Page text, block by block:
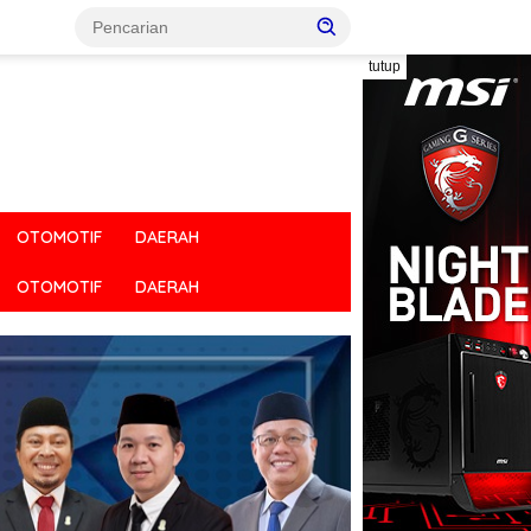
tutup
OTOMOTIF DAERAH
OTOMOTIF DAERAH